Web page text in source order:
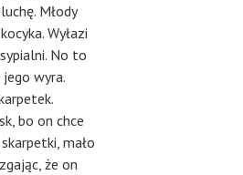
Młody
Wyłazi
No to
jego wyra.
bo on chce
mało
że on